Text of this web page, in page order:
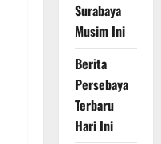
Surabaya
Musim Ini
Berita
Persebaya
Terbaru
Hari Ini